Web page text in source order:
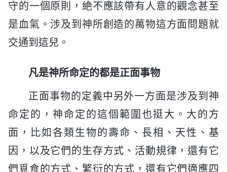
守的一個原則，絶不應該帶有人意的觀念甚至
是血氣。涉及到神所創造的萬物這方面問題就
交通到這兒。
凡是神所命定的都是正面事物
正面事物的定義中另外一方面是涉及到神
命定的，神命定的這個範圍也挺大。大的方
面，比如各類生物的壽命、長相、天性、基
因，以及它們的生存方式、活動規律，還有它
們覓食的方式、繁衍的方式，還有它們適應四